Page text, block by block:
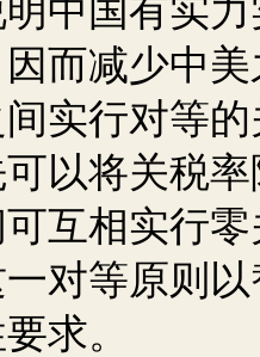
中国有实
而减少中
实行对等
以将关税
互相实行
对等原则
求。